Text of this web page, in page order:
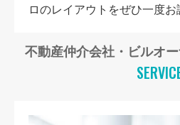
ロのレイアウトをぜひ一度お
不動産仲介会社・ビルオ